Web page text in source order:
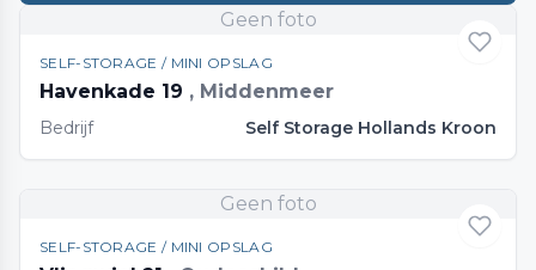
Geen foto
SELF-STORAGE / MINI OPSLAG
Havenkade 19 , Middenmeer
Bedrijf Self Storage Hollands Kroon
Geen foto
SELF-STORAGE / MINI OPSLAG